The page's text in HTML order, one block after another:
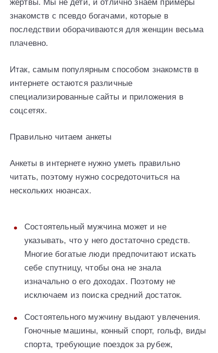
жертвы. Мы не дети, и отлично знаем примеры
знакомств с псевдо богачами, которые в
последствии оборачиваются для женщин весьма
плачевно.
Итак, самым популярным способом знакомств в
интернете остаются различные
специализированные сайты и приложения в
соцсетях.
Правильно читаем анкеты
Анкеты в интернете нужно уметь правильно
читать, поэтому нужно сосредоточиться на
нескольких нюансах.
Состоятельный мужчина может и не
указывать, что у него достаточно средств.
Многие богатые люди предпочитают искать
себе спутницу, чтобы она не знала
изначально о его доходах. Поэтому не
исключаем из поиска средний достаток.
Состоятельного мужчину выдают увлечения.
Гоночные машины, конный спорт, гольф, виды
спорта, требующие поездок за рубеж,